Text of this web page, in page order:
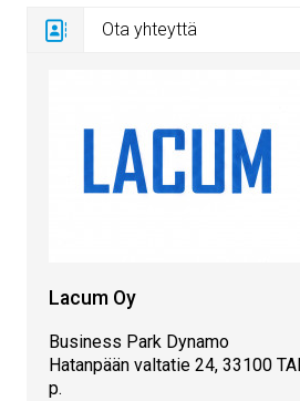
Ota yhteyttä
Lacum Oy
Business Park Dynamo
Hatanpään valtatie 24, 33100
p.